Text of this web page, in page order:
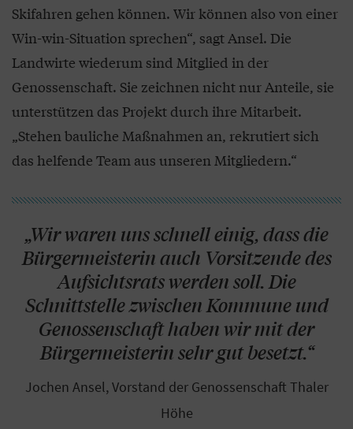
Skifahren gehen können. Wir können also von einer
Win-win-Situation sprechen“, sagt Ansel. Die
Landwirte wiederum sind Mitglied in der
Genossenschaft. Sie zeichnen nicht nur Anteile, sie
unterstützen das Projekt durch ihre Mitarbeit.
„Stehen bauliche Maßnahmen an, rekrutiert sich
das helfende Team aus unseren Mitgliedern.“
„Wir waren uns schnell einig, dass die
Bürgermeisterin auch Vorsitzende des
Aufsichtsrats werden soll. Die
Schnittstelle zwischen Kommune und
Genossenschaft haben wir mit der
Bürgermeisterin sehr gut besetzt.“
Jochen Ansel, Vorstand der Genossenschaft Thaler
Höhe